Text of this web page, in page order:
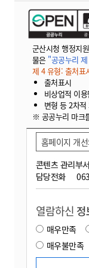
군산시청 행정지
물은 "공공누리
제 4 유형: 출처표
출처표시
비상업적 이
변형 등 2차
※ 공공누리 마크
콘텐츠 관리부서
담당전화
홈페이지 개
열람하신
매우만족
매우불만족